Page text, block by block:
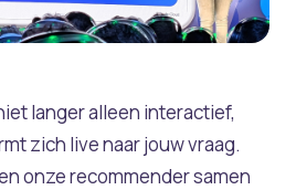
langer alleen interactief,
zich live naar jouw vraag.
onze recommender samen